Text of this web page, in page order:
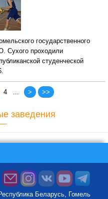
государственного
Сухого проходили
студенческой
4 > >>
заведения
Беларусь, Гомель